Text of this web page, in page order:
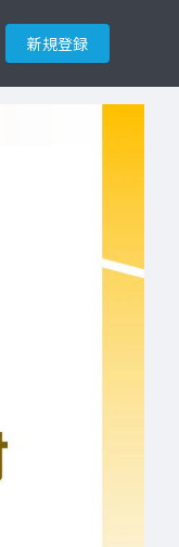
新規登録